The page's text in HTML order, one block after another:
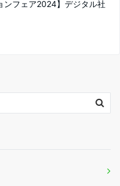
ンフェア2024】デジタル社